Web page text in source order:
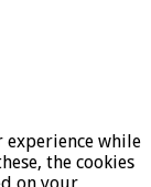
experience while
the cookies